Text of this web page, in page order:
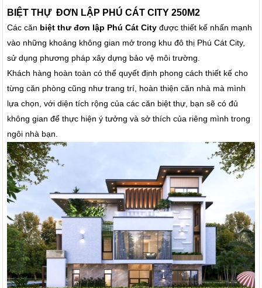
BIỆT THỰ ĐƠN LẬP PHÚ CÁT CITY 250M2
Các căn biệt thư đơn lập Phú Cát City được thiết kế nhấn mạnh
vào những khoảng không gian mở trong khu đô thị Phú Cát City,
sử dụng phương pháp xây dựng bảo vệ môi trường.
Khách hàng hoàn toàn có thể quyết định phong cách thiết kế cho
từng căn phòng cũng như trang trí, hoàn thiện căn nhà mà mình
lựa chọn, với diện tích rộng của các căn biệt thự, bạn sẽ có đủ
không gian để thực hiện ý tưởng và sở thích của riêng mình trong
ngôi nhà bạn.